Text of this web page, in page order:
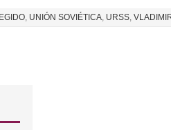
, UNIÓN SOVIÉTICA, URSS,